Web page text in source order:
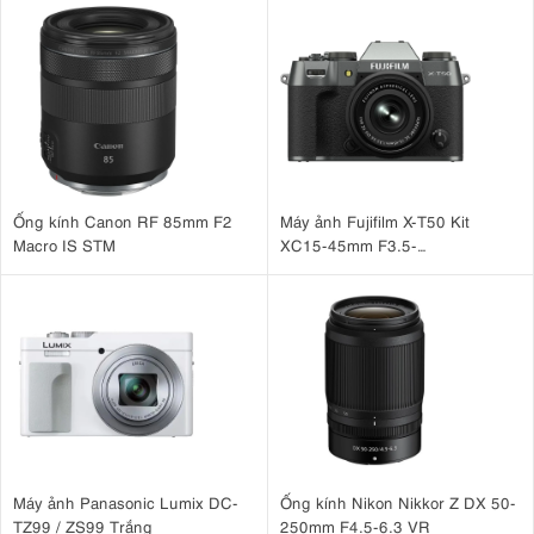
5. Lấy nét tự động siêu nhanh với 4 động
cơ XD Linear
Ống kính được trang bị bốn động cơ tuyến tính XD, đảm bảo khả
năng lấy nét tự động cực nhanh và chính xác. Theo Sony, điều này
mang lạihiệu suất lấy nét tự động
năng theo dõi tốt hơn khoảng 50%
hợp với máy ảnh Sony A9 III, ống kính hỗ trợ theo dõi lấy nét tự động
trong chế độ chụp liên tục với tốc độ lên đến 120 khung hình/giây.
Điều này làm cho ống kính trở nên hoàn hảo cho những cảnh hành
động khó đoán, chẳng hạn như chim chóc, đua xe thể thao hoặc các
trận đấu thể thao tốc độ cao.
Ống kính Canon RF 85mm F2
Macro IS STM
Máy ảnh Fujifilm X-T50 Kit
XC15-45mm F3.5-
Máy ảnh Panasonic Lumix DC-
TZ99 / ZS99 Trắng
Ống kính Nikon Nikkor Z DX 50-
250mm F4.5-6.3 VR